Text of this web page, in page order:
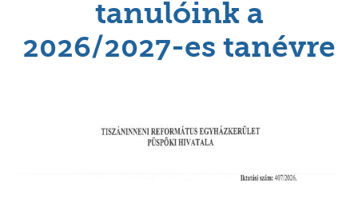
tanulóink a
2026/2027-es tanévre